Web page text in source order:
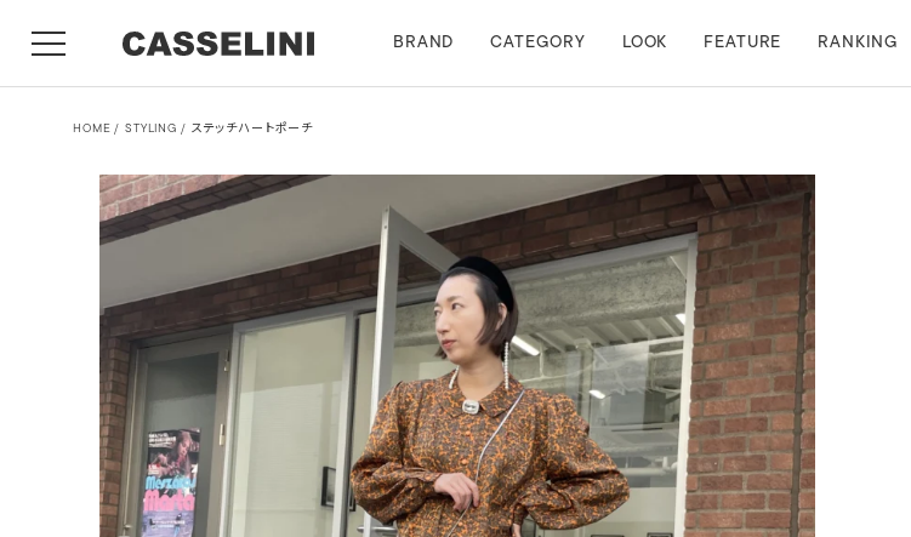
BRAND CATEGORY LOOK FEATURE RANKING
HOME STYLING ステッチハートポーチ